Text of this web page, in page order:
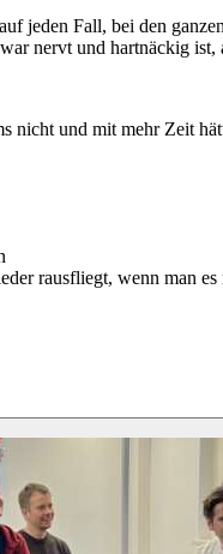
jeden Fall, bei den
nervt und hartnäckig
nicht und mit mehr Zeit
rausfliegt, wenn man